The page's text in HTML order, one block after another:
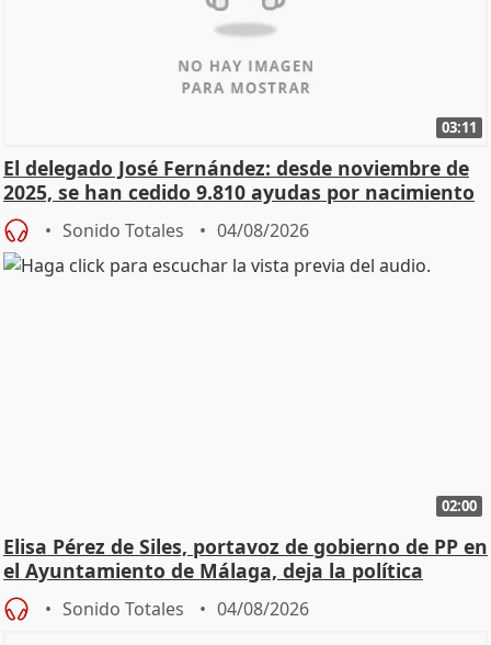
03:11
El delegado José Fernández: desde noviembre de
2025, se han cedido 9.810 ayudas por nacimiento
Sonido Totales 04/08/2026
02:00
Elisa Pérez de Siles, portavoz de gobierno de PP en
el Ayuntamiento de Málaga, deja la política
Sonido Totales 04/08/2026